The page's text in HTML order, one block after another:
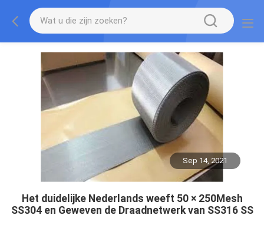
Sep 14, 2021
Het duidelijke Nederlands weeft 50 × 250Mesh
SS304 en Geweven de Draadnetwerk van SS316 SS